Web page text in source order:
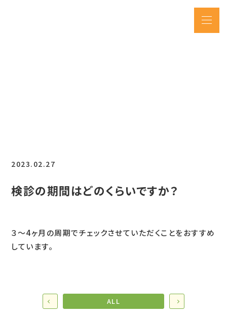
2023.02.27
検診の期間はどのくらいですか？
３～4ヶ月の周期でチェックさせていただくことをおすすめ
しています。
ALL